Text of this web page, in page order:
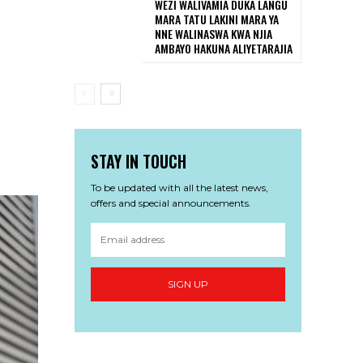
WEZI WALIVAMIA DUKA LANGU
MARA TATU LAKINI MARA YA
NNE WALINASWA KWA NJIA
AMBAYO HAKUNA ALIYETARAJIA
STAY IN TOUCH
To be updated with all the latest news,
offers and special announcements.
SIGN UP